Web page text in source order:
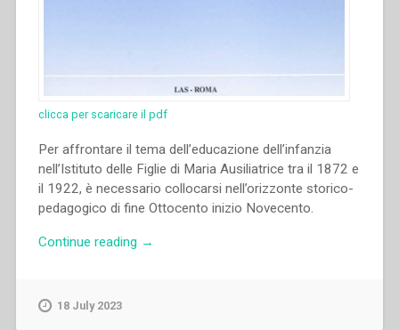
clicca per scaricare il pdf
Per affrontare il tema dell’educazione dell’infanzia
nell’Istituto delle Figlie di Maria Ausiliatrice tra il 1872 e
il 1922, è necessario collocarsi nell’orizzonte storico-
pedagogico di fine Ottocento inizio Novecento.
Continue reading “Piera
→
18 July 2023